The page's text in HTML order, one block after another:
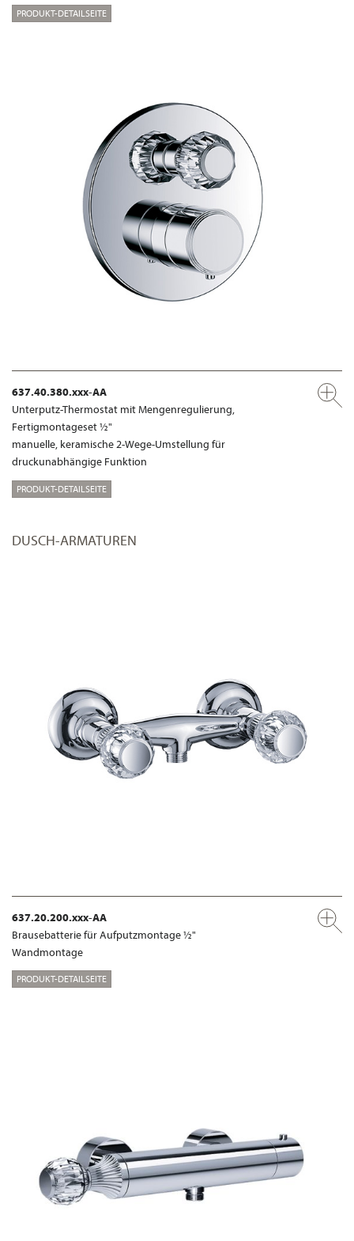
PRODUKT-DETAILSEITE
637.40.380.xxx-AA
Unterputz-Thermostat mit Mengenregulierung,
Fertigmontageset ½"
manuelle, keramische 2-Wege-Umstellung für
druckunabhängige Funktion
PRODUKT-DETAILSEITE
DUSCH-ARMATUREN
637.20.200.xxx-AA
Brausebatterie für Aufputzmontage ½"
Wandmontage
PRODUKT-DETAILSEITE